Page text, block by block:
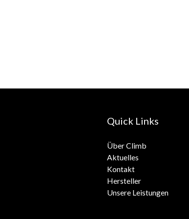
Quick Links
Über Climb
Aktuelles
Kontakt
Hersteller
Unsere Leistungen